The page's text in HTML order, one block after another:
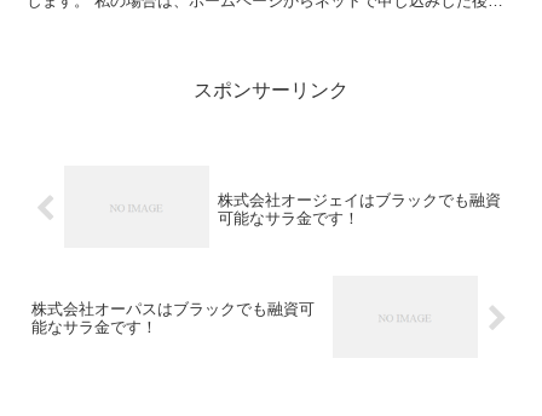
スポンサーリンク
株式会社オージェイはブラックでも融資
可能なサラ金です！
株式会社オーパスはブラックでも融資可
能なサラ金です！